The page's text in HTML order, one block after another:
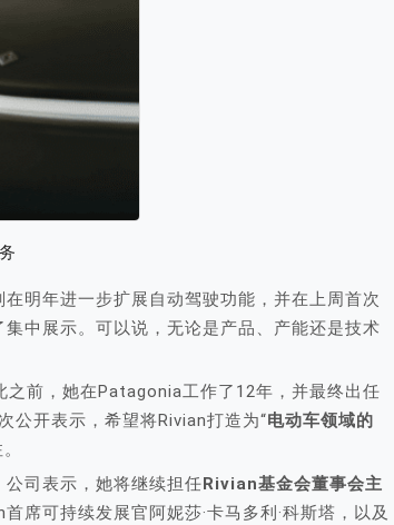
明年进一步扩展自动驾驶功能，并在上周首次
中展示。可以说，无论是产品、产能还是技术
之前，她在Patagonia工作了12年，并最终出任
公开表示，希望将Rivian打造为“电动车领域的
司表示，她将继续担任Rivian基金会董事会主
席可持续发展官阿妮莎·卡马多利·科斯塔，以及